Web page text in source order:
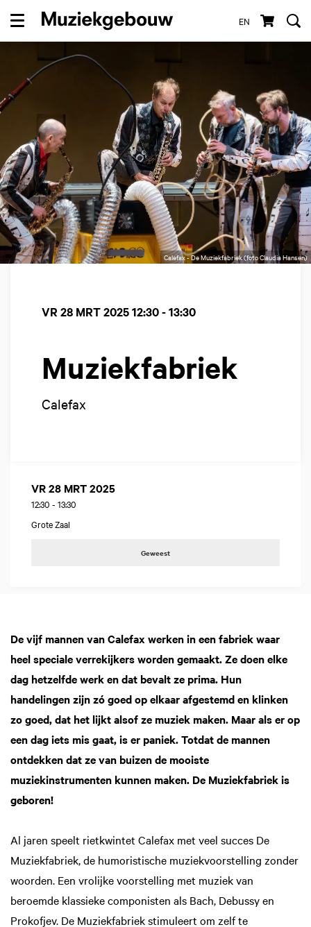
EN
Menu
Calefax - De Muziekfabriek (foto Claudia Hansen)
Muziekfabriek
Calefax
VR 28 MRT 202512:30 - 13:30
VR 28 MRT 2025
12:30 - 13:30
Grote Zaal
Geweest
De vijf mannen van Calefax werken in een fabriek waar
heel speciale verrekijkers worden gemaakt. Ze doen elke
dag hetzelfde werk en dat bevalt ze prima. Hun
handelingen zijn zó goed op elkaar afgestemd en klinken
zo goed, dat het lijkt alsof ze muziek maken. Maar als er op
een dag iets mis gaat, is er paniek. Totdat de mannen
ontdekken dat ze van buizen de mooiste
muziekinstrumenten kunnen maken. De Muziekfabriek is
geboren!
Al jaren speelt rietkwintet Calefax met veel succes De
Muziekfabriek, de humoristische muziekvoorstelling zonder
woorden. Een vrolijke voorstelling met muziek van
beroemde klassieke componisten als Bach, Debussy en
Prokofjev. De Muziekfabriek stimuleert om zelf te